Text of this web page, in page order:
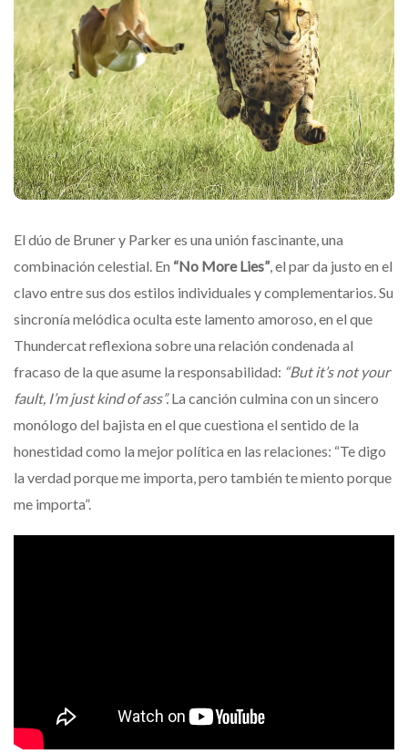
El dúo de Bruner y Parker es una unión fascinante, una
combinación celestial. En “No More Lies”, el par da justo en el
clavo entre sus dos estilos individuales y complementarios. Su
sincronía melódica oculta este lamento amoroso, en el que
Thundercat reflexiona sobre una relación condenada al
fracaso de la que asume la responsabilidad: “But it’s not your
fault, I’m just kind of ass”.La canción culmina con un sincero
monólogo del bajista en el que cuestiona el sentido de la
honestidad como la mejor política en las relaciones: “Te digo
la verdad porque me importa, pero también te miento porque
me importa”.